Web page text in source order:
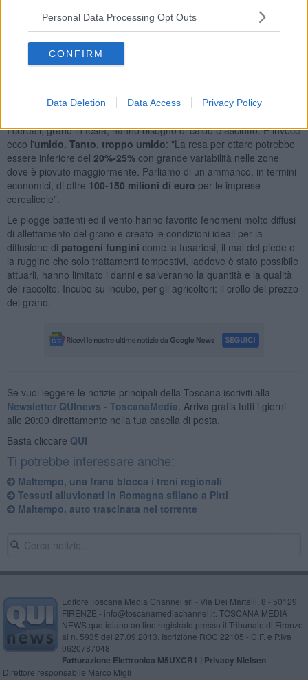
Personal Data Processing Opt Outs
CONFIRM
Data Deletion Data Access Privacy Policy
Già ad inizio della prossima settimana nelle zone di costa
partirà la
trebbiaturadell’orzo e del favino, poi toccherà via via alle aree
interne: "A una prima analisi
povere, e questo significa meno chicchi e una conseguente
penalizzato la fase di allegagione della spiga e la sua successiva
maturazione, oltre agli squilibri termici improvvisi".
I cereali, grano in testa, hanno bisogno di caldo e asciutto. E invece
ecco l'umido. Tanto, troppo umido: "La resa per ettaro potrebbe
essere inferiore del 20%-25%con grande variabilità nelle zone
dove è piovuto maggiormente. Parliamo di un ammanco, in termini
economici, di oltre 100-150 milioni di euro per le imprese
cerealicole”.
Le piogge battenti ed il vento hanno favorito fenomeni molto diffusi
di allettamento del grano e creato le condizioni ideali per la
diffusione di patogeni fungini come la fusariosi, il mal del piede o
la ruggine che solo trattamenti tempestivi, laddove è stato possibile
attuarli, hanno limitato i danni e salveranno la quantità e la qualità
del raccolto. Incubo su incubo, per gli agricoltori: il crollo del prezzo
del grano.
Se vuoi leggere le notizie principali della Toscana iscriviti alla
Newsletter QUInews - ToscanaMedia. Arriva gratis tutti i giorni
alle 20:00 direttamente nella tua casella di posta.
Basta cliccare QUI
Ti potrebbe interessare anche:
Maltempo, una frana blocca i treni regionali
Tessuti alluvionati in Romagna sfilano a Pitti
Maltempo, auto trascinata nel torrente
Editore Toscana Media Channel srl - Via Dei Martelli, 8 - 50129
FIRENZE - info@toscanamediachannel.it. TOSCANA MEDIA
NEWS quotidiano on line registrato presso il Tribunale di Firenze
al n. 5935 del 27.09.2013. Iscrizione ROC 22105 - C.F. e P.Iva
0620787048
Fatturazione Elettronica M5UXCR1 | Privacy Nielsen
Direttore responsabile Marco Migli